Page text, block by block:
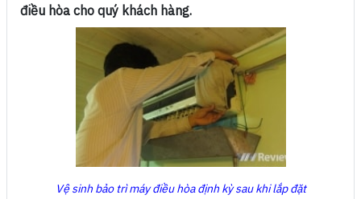
điều hòa cho quý khách hàng.
Vệ sinh bảo trì máy điều hòa định kỳ sau khi lắp đặt